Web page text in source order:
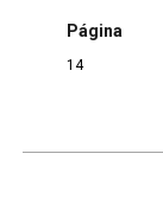
Página
14